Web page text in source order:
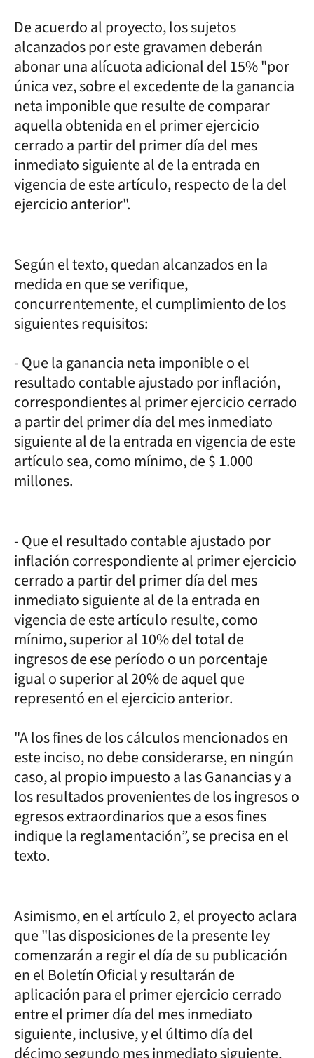
De acuerdo al proyecto, los sujetos
alcanzados por este gravamen deberán
abonar una alícuota adicional del 15% "por
única vez, sobre el excedente de la ganancia
neta imponible que resulte de comparar
aquella obtenida en el primer ejercicio
cerrado a partir del primer día del mes
inmediato siguiente al de la entrada en
vigencia de este artículo, respecto de la del
ejercicio anterior".
Según el texto, quedan alcanzados en la
medida en que se verifique,
concurrentemente, el cumplimiento de los
siguientes requisitos:
- Que la ganancia neta imponible o el
resultado contable ajustado por inflación,
correspondientes al primer ejercicio cerrado
a partir del primer día del mes inmediato
siguiente al de la entrada en vigencia de este
artículo sea, como mínimo, de $ 1.000
millones.
- Que el resultado contable ajustado por
inflación correspondiente al primer ejercicio
cerrado a partir del primer día del mes
inmediato siguiente al de la entrada en
vigencia de este artículo resulte, como
mínimo, superior al 10% del total de
ingresos de ese período o un porcentaje
igual o superior al 20% de aquel que
representó en el ejercicio anterior.
"A los fines de los cálculos mencionados en
este inciso, no debe considerarse, en ningún
caso, al propio impuesto a las Ganancias y a
los resultados provenientes de los ingresos o
egresos extraordinarios que a esos fines
indique la reglamentación”, se precisa en el
texto.
Asimismo, en el artículo 2, el proyecto aclara
que "las disposiciones de la presente ley
comenzarán a regir el día de su publicación
en el Boletín Oficial y resultarán de
aplicación para el primer ejercicio cerrado
entre el primer día del mes inmediato
siguiente, inclusive, y el último día del